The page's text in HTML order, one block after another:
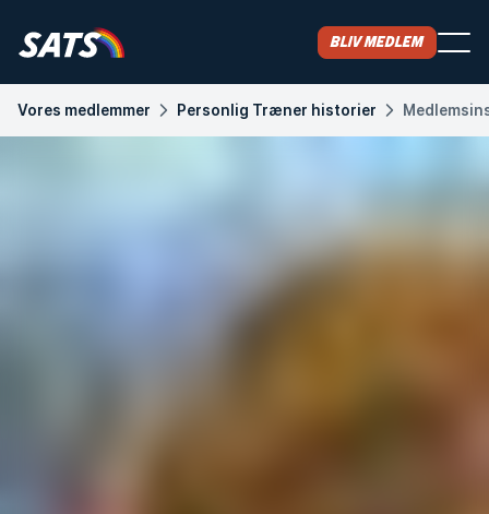
Bliv medlem
Vores medlemmer Personlig Træner historier